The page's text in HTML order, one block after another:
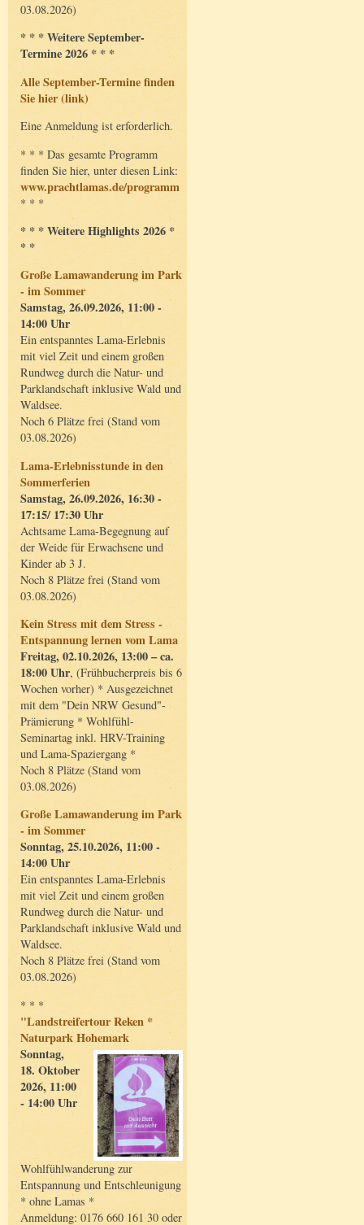
03.08.2026)
* * * Weitere September-
Termine 2026 * * *
Alle September-Termine finden
Sie hier (link)
Eine Anmeldung ist erforderlich.
* * * Das gesamte Programm
finden Sie hier, unter diesen Link:
www.prachtlamas.de/programm
* * *
* * * Weitere Highlights 2026 *
* *
Große Lamawanderung im Park
- im Sommer
Samstag, 26.09.2026, 11:00 -
14:00 Uhr
Ein entspanntes Lama-Erlebnis
mit viel Zeit und einem großen
Rundweg durch die Natur- und
Parklandschaft inklusive Wald und
Waldsee.
Noch 6 Plätze frei (Stand vom
03.08.2026)
Lama-Erlebnisstunde in den
Sommerferien
Samstag, 26.09.2026, 16:30 -
17:15/ 17:30 Uhr
Achtsame Lama-Begegnung auf
der Weide für Erwachsene und
Kinder ab 3 J.
Noch 8 Plätze frei (Stand vom
03.08.2026)
Kein Stress mit dem Stress -
Entspannung lernen vom Lama
Freitag, 02.10.2026, 13:00 – ca.
18:00 Uhr, (Frühbucherpreis bis 6
Wochen vorher) * Ausgezeichnet
mit dem "Dein NRW Gesund"-
Prämierung * Wohlfühl-
Seminartag inkl. HRV-Training
und Lama-Spaziergang *
Noch 8 Plätze (Stand vom
03.08.2026)
Große Lamawanderung im Park
- im Sommer
Sonntag, 25.10.2026, 11:00 -
14:00 Uhr
Ein entspanntes Lama-Erlebnis
mit viel Zeit und einem großen
Rundweg durch die Natur- und
Parklandschaft inklusive Wald und
Waldsee.
Noch 8 Plätze frei (Stand vom
03.08.2026)
* * *
"Landstreifertour Reken *
Naturpark Hohemark
Sonntag,
18. Oktober
2026, 11:00
- 14:00 Uhr
Wohlfühlwanderung zur
Entspannung und Entschleunigung
* ohne Lamas *
Anmeldung: 0176 660 161 30 oder